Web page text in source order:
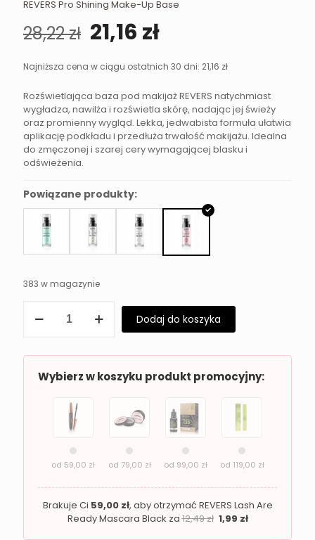
REVERS Pro Shining Make-Up Base
28,22zł Pierwotna
cena
wynosiła:
28,22 zł.
21,16 złAktualna
wynosi:
21,16 zł.
Najniższa cena w ciągu ostatnich 30 dni: 21,16 zł
Rozświetlająca baza pod makijaż REVERS natychmiast
wygładza, nawilża i rozświetla skórę, nadając jej świeży
oraz promienny wygląd. Lekka, jedwabista formuła ułatwia
aplikację podkładu i przedłuża trwałość makijażu. Idealna
do zmęczonej i szarej cery wymagającej blasku i
odświeżenia.
Powiązane produkty:
383 w magazynie
Rozświetlająca
makijaż
REVERS
Dodaj do koszyka
Wybierz w koszyku produkt promocyjny:
od 59,00 zł od 79,00 zł od 99,00 zł od 119,00 zł
Brakuje Ci 59,00 zł, aby otrzymać REVERS Lash Are
Ready Mascara Black za12,49zł 1,99 zł